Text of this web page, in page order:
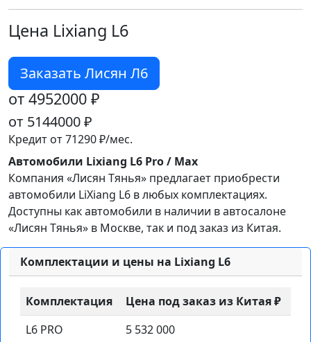
Цена Lixiang L6
Заказать Лисян Л6
от 4952000 ₽
от 5144000 ₽
Кредит от71290 ₽/мес.
Автомобили Lixiang L6 Pro / Max
Компания «Лисян Тянья» предлагает приобрести
автомобили LiXiang L6 в любых комплектациях.
Доступны как автомобили в наличии в автосалоне
«Лисян Тянья» в Москве, так и под заказ из Китая.
Комплектации и цены на Lixiang L6
Комплектация
Цена под заказ из Китая ₽
L6 PRO
5 532 000